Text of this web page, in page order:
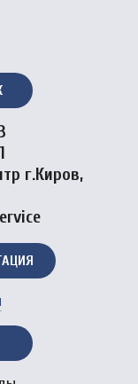
г.Киров,